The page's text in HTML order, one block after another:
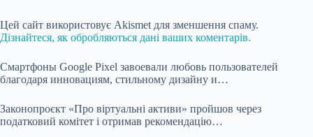
Цей сайт використовує Akismet для зменшення спаму.
Дізнайтеся, як обробляються дані ваших коментарів.
Смартфоны Google Pixel завоевали любовь пользователей
благодаря инновациям, стильному дизайну и…
Законопроєкт «Про віртуальні активи» пройшов через
податковий комітет і отримав рекомендацію…